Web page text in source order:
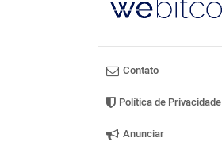
Contato
Política de Privacidade
Anunciar